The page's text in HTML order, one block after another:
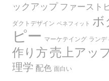
ックアップ ファースト
ダクトデザイン ベネフィット ボ
ピー マーケテイング ランデ
作り方 売上アッ
理学 配色 面白い